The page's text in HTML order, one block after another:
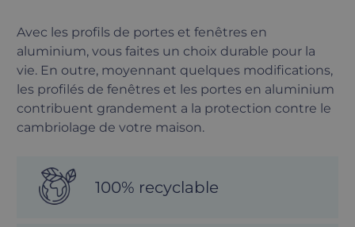
Avec les profils de portes et fenêtres en
aluminium, vous faites un choix durable pour la
vie. En outre, moyennant quelques modifications,
les profilés de fenêtres et les portes en aluminium
contribuent grandement a la protection contre le
cambriolage de votre maison.
100% recyclable